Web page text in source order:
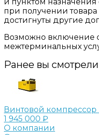
при получении
достигнуты другие
Возможно включение
межтерминальных
Ранее вы смотрели
Винтовой компрессор
1 945 000 ₽
О компании